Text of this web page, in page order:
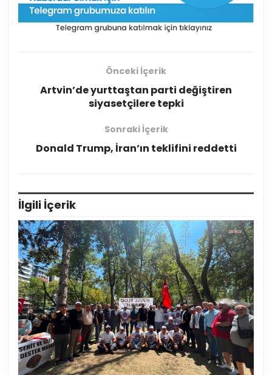
Önceki İçerik
Artvin’de yurttaştan parti değiştiren
siyasetçilere tepki
Sonraki İçerik
Donald Trump, İran’ın teklifini reddetti
İlgili İçerik